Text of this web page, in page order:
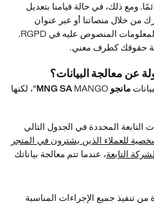
ومع ذلك، في حالة قيامنا بتعديل
من خلال منصاتنا أو عبر عنوان
بريدك الإلكتروني، لنمتثل بذلك لواجب المعلومات المنصوص عليه في RGPD.
حقوقك كطرف معني.
عن معالجة البيانات؟
مانجو MNG SA
MANGO"، لكنها
المحددة في الجدول التالي
للعملاء الذين يشترون في المتجر
التابعة، عندما تتم معالجة بياناتك
من تنفيذ جميع الإجراءات المناسبة